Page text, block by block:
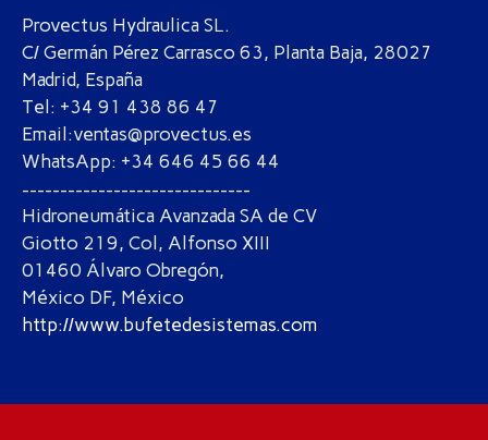
Provectus Hydraulica SL.
C/ Germán Pérez Carrasco 63, Planta Baja, 28027
Madrid, España
Tel: +34 91 438 86 47
Email:ventas@provectus.es
WhatsApp: +34 646 45 66 44
------------------------------
Hidroneumática Avanzada SA de CV
Giotto 219, Col, Alfonso XIII
01460 Álvaro Obregón,
México DF, México
http://www.bufetedesistemas.com